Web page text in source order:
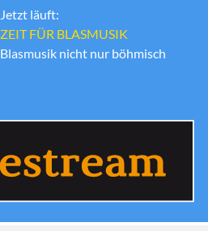
Jetzt läuft:
ZEIT FÜR BLASMUSIK
Blasmusik nicht nur böhmisch